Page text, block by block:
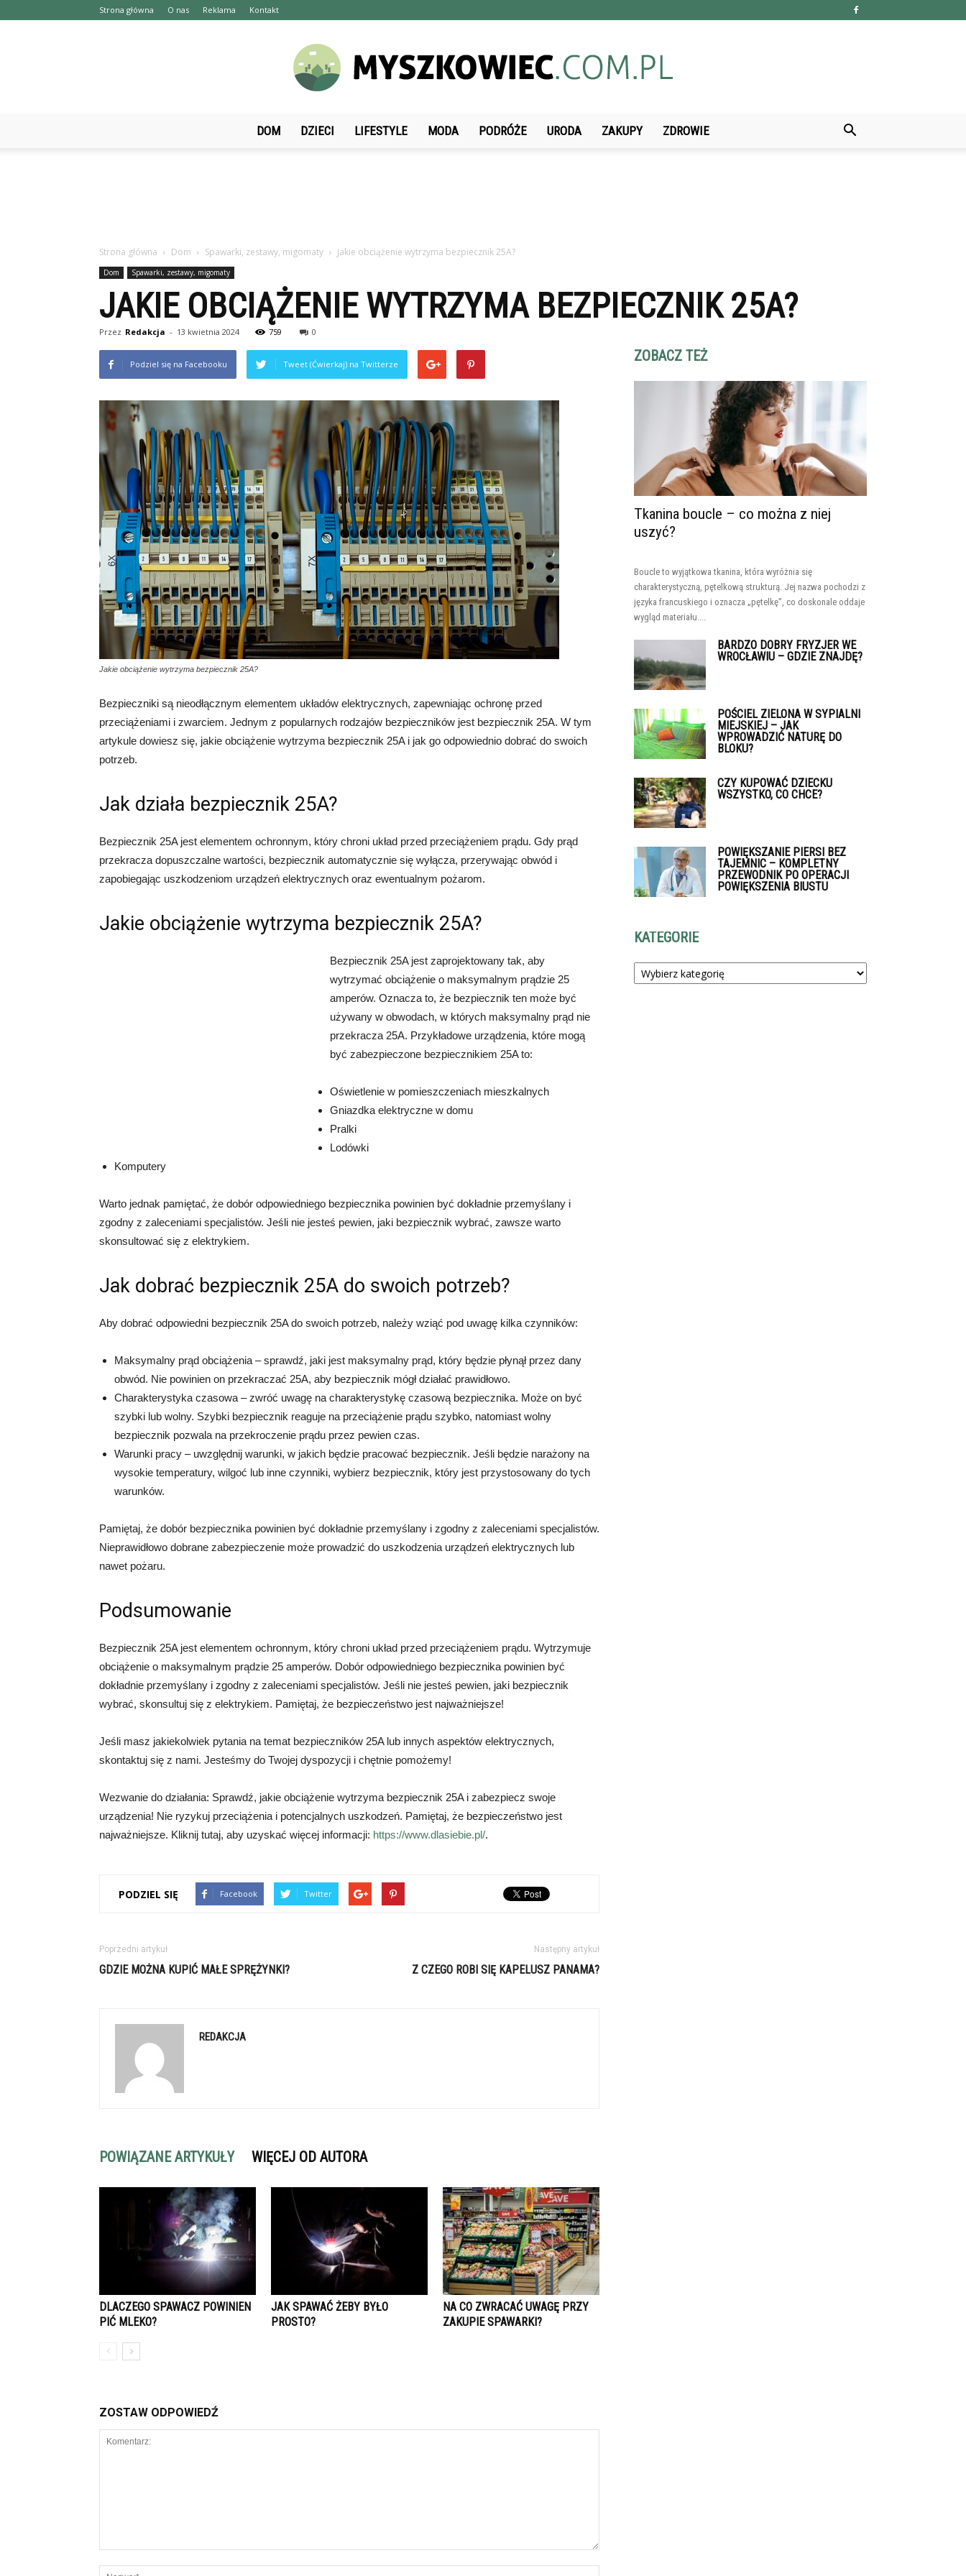
Strona główna O nas Reklama Kontakt
Myszkowiec.com.pl
DOM DZIECI LIFESTYLE MODA PODRÓŻE URODA ZAKUPY ZDROWIE
Strona główna Dom Spawarki, zestawy, migomaty Jakie obciążenie wytrzyma bezpiecznik 25A?
Dom Spawarki, zestawy, migomaty
JAKIE OBCIĄŻENIE WYTRZYMA BEZPIECZNIK 25A?
Przez Redakcja - 13 kwietnia 2024 759 0
Podziel się na Facebooku Tweet (Ćwierkaj) na Twitterze
Jakie obciążenie wytrzyma bezpiecznik 25A?
Bezpieczniki są nieodłącznym elementem układów elektrycznych, zapewniając ochronę przed
przeciążeniami i zwarciem. Jednym z popularnych rodzajów bezpieczników jest bezpiecznik 25A. W tym
artykule dowiesz się, jakie obciążenie wytrzyma bezpiecznik 25A i jak go odpowiednio dobrać do swoich
potrzeb.
Jak działa bezpiecznik 25A?
Bezpiecznik 25A jest elementem ochronnym, który chroni układ przed przeciążeniem prądu. Gdy prąd
przekracza dopuszczalne wartości, bezpiecznik automatycznie się wyłącza, przerywając obwód i
zapobiegając uszkodzeniom urządzeń elektrycznych oraz ewentualnym pożarom.
Jakie obciążenie wytrzyma bezpiecznik 25A?
Bezpiecznik 25A jest zaprojektowany tak, aby
wytrzymać obciążenie o maksymalnym prądzie 25
amperów. Oznacza to, że bezpiecznik ten może być
używany w obwodach, w których maksymalny prąd nie
przekracza 25A. Przykładowe urządzenia, które mogą
być zabezpieczone bezpiecznikiem 25A to:
Oświetlenie w pomieszczeniach mieszkalnych
Gniazdka elektryczne w domu
Pralki
Lodówki
Komputery
Warto jednak pamiętać, że dobór odpowiedniego bezpiecznika powinien być dokładnie przemyślany i
zgodny z zaleceniami specjalistów. Jeśli nie jesteś pewien, jaki bezpiecznik wybrać, zawsze warto
skonsultować się z elektrykiem.
Jak dobrać bezpiecznik 25A do swoich potrzeb?
Aby dobrać odpowiedni bezpiecznik 25A do swoich potrzeb, należy wziąć pod uwagę kilka czynników:
Maksymalny prąd obciążenia – sprawdź, jaki jest maksymalny prąd, który będzie płynął przez dany
obwód. Nie powinien on przekraczać 25A, aby bezpiecznik mógł działać prawidłowo.
Charakterystyka czasowa – zwróć uwagę na charakterystykę czasową bezpiecznika. Może on być
szybki lub wolny. Szybki bezpiecznik reaguje na przeciążenie prądu szybko, natomiast wolny
bezpiecznik pozwala na przekroczenie prądu przez pewien czas.
Warunki pracy – uwzględnij warunki, w jakich będzie pracować bezpiecznik. Jeśli będzie narażony na
wysokie temperatury, wilgoć lub inne czynniki, wybierz bezpiecznik, który jest przystosowany do tych
warunków.
Pamiętaj, że dobór bezpiecznika powinien być dokładnie przemyślany i zgodny z zaleceniami specjalistów.
Nieprawidłowo dobrane zabezpieczenie może prowadzić do uszkodzenia urządzeń elektrycznych lub
nawet pożaru.
Podsumowanie
Bezpiecznik 25A jest elementem ochronnym, który chroni układ przed przeciążeniem prądu. Wytrzymuje
obciążenie o maksymalnym prądzie 25 amperów. Dobór odpowiedniego bezpiecznika powinien być
dokładnie przemyślany i zgodny z zaleceniami specjalistów. Jeśli nie jesteś pewien, jaki bezpiecznik
wybrać, skonsultuj się z elektrykiem. Pamiętaj, że bezpieczeństwo jest najważniejsze!
Jeśli masz jakiekolwiek pytania na temat bezpieczników 25A lub innych aspektów elektrycznych,
skontaktuj się z nami. Jesteśmy do Twojej dyspozycji i chętnie pomożemy!
Wezwanie do działania: Sprawdź, jakie obciążenie wytrzyma bezpiecznik 25A i zabezpiecz swoje
urządzenia! Nie ryzykuj przeciążenia i potencjalnych uszkodzeń. Pamiętaj, że bezpieczeństwo jest
najważniejsze. Kliknij tutaj, aby uzyskać więcej informacji: https://www.dlasiebie.pl/.
PODZIEL SIĘ Facebook Twitter
Poprzedni artykuł
GDZIE MOŻNA KUPIĆ MAŁE SPRĘŻYNKI?
Następny artykuł
Z CZEGO ROBI SIĘ KAPELUSZ PANAMA?
REDAKCJA
POWIĄZANE ARTYKUŁY WIĘCEJ OD AUTORA
DLACZEGO SPAWACZ POWINIEN
PIĆ MLEKO?
JAK SPAWAĆ ŻEBY BYŁO
PROSTO?
NA CO ZWRACAĆ UWAGĘ PRZY
ZAKUPIE SPAWARKI?
ZOSTAW ODPOWIEDŹ
ZOBACZ TEŻ
Tkanina boucle – co można z niej
uszyć?
Boucle to wyjątkowa tkanina, która wyróżnia się
charakterystyczną, pętelkową strukturą. Jej nazwa pochodzi z
języka francuskiego i oznacza „pętelkę”, co doskonale oddaje
wygląd materiału....
BARDZO DOBRY FRYZJER WE
WROCŁAWIU – GDZIE ZNAJDĘ?
POŚCIEL ZIELONA W SYPIALNI
MIEJSKIEJ – JAK
WPROWADZIĆ NATURĘ DO
BLOKU?
CZY KUPOWAĆ DZIECKU
WSZYSTKO, CO CHCE?
POWIĘKSZANIE PIERSI BEZ
TAJEMNIC – KOMPLETNY
PRZEWODNIK PO OPERACJI
POWIĘKSZENIA BIUSTU
KATEGORIE
Kategorie